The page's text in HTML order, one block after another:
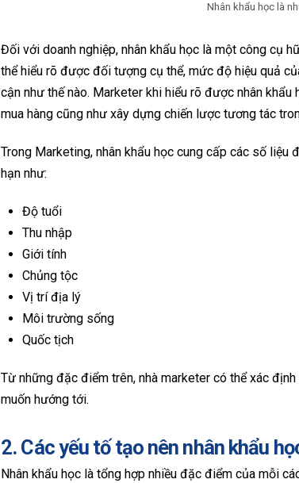
Nhân khẩu học là
Đối với doanh nghiệp, nhân khẩu học là một công cụ
thể hiểu rõ được đối tượng cụ thể, mức độ hiệu quả
cận như thế nào. Marketer khi hiểu rõ được nhân
mua hàng cũng như xây dựng chiến lược tương tác
Trong Marketing, nhân khẩu học cung cấp các số
hạn như:
Độ tuổi
Thu nhập
Giới tính
Chủng tộc
Vị trí địa lý
Môi trường sống
Quốc tịch
Từ những đặc điểm trên, nhà marketer có thể xác
muốn hướng tới.
2. Các yếu tố tạo nên nhân khẩu
Nhân khẩu học là tổng hợp nhiều đặc điểm của mỗi